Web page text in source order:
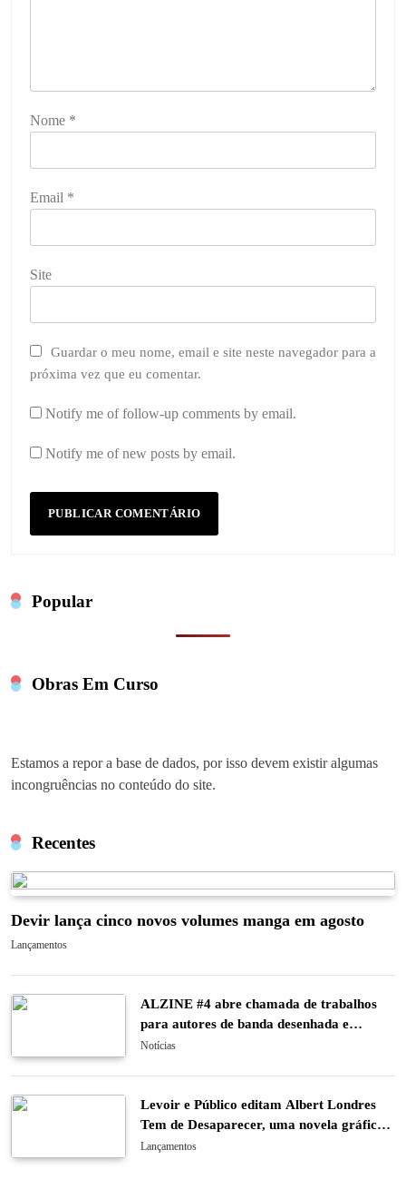
Nome *
Email *
Site
Guardar o meu nome, email e site neste navegador para a
próxima vez que eu comentar.
Notify me of follow-up comments by email.
Notify me of new posts by email.
Popular
Obras Em Curso
Estamos a repor a base de dados, por isso devem existir algumas
incongruências no conteúdo do site.
Recentes
Devir lança cinco novos volumes manga em agosto
Lançamentos
ALZINE #4 abre chamada de trabalhos
para autores de banda desenhada e
ilustração
Notícias
Levoir e Público editam Albert Londres
Tem de Desaparecer, uma novela gráfica
sobre o último caso do pioneiro do
Lançamentos